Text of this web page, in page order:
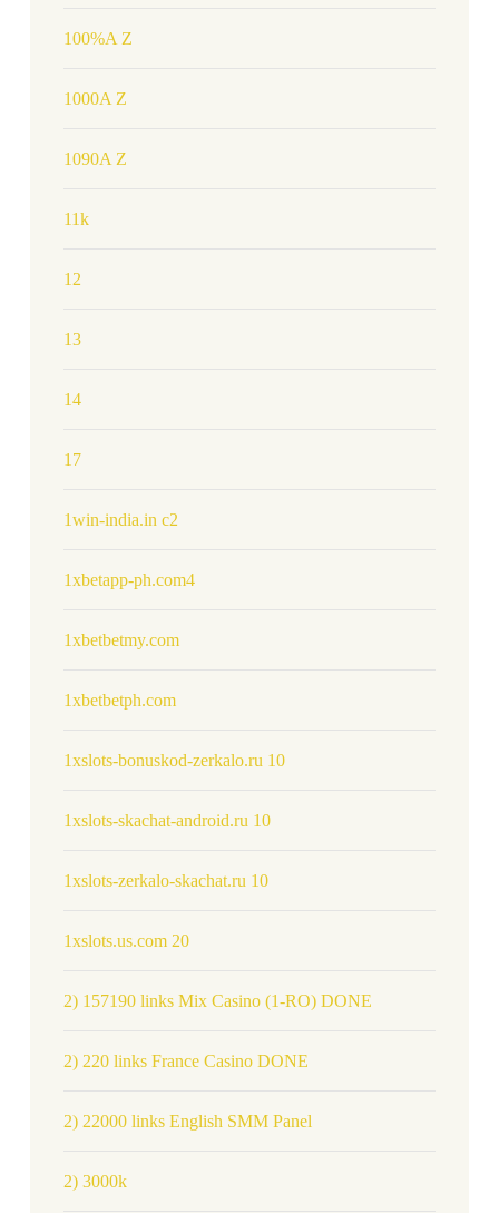
100%A Z
1000A Z
1090A Z
11k
12
13
14
17
1win-india.in c2
1xbetapp-ph.com4
1xbetbetmy.com
1xbetbetph.com
1xslots-bonuskod-zerkalo.ru 10
1xslots-skachat-android.ru 10
1xslots-zerkalo-skachat.ru 10
1xslots.us.com 20
2) 157190 links Mix Casino (1-RO) DONE
2) 220 links France Casino DONE
2) 22000 links English SMM Panel
2) 3000k